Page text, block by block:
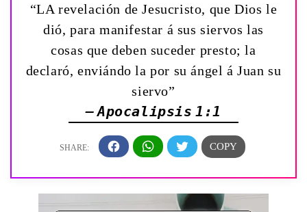
“LA revelación de Jesucristo, que Dios le
dió, para manifestar á sus siervos las
cosas que deben suceder presto; la
declaró, enviándo la por su ángel á Juan su
siervo”
— Apocalipsis 1:1